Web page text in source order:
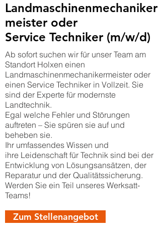
Landmaschinenmechaniker
meister oder
Service Techniker (m/w/d)
Ab sofort suchen wir für unser Team am
Standort Holxen einen
Landmaschinenmechanikermeister oder
einen Service Techniker in Vollzeit. Sie
sind der Experte für modernste
Landtechnik.
Egal welche Fehler und Störungen
auftreten – Sie spüren sie auf und
beheben sie.
Ihr umfassendes Wissen und
ihre Leidenschaft für Technik sind bei der
Entwicklung von Lösungsansätzen, der
Reparatur und der Qualitätssicherung.
Werden Sie ein Teil unseres Werksatt-
Teams!
Zum Stellenangebot